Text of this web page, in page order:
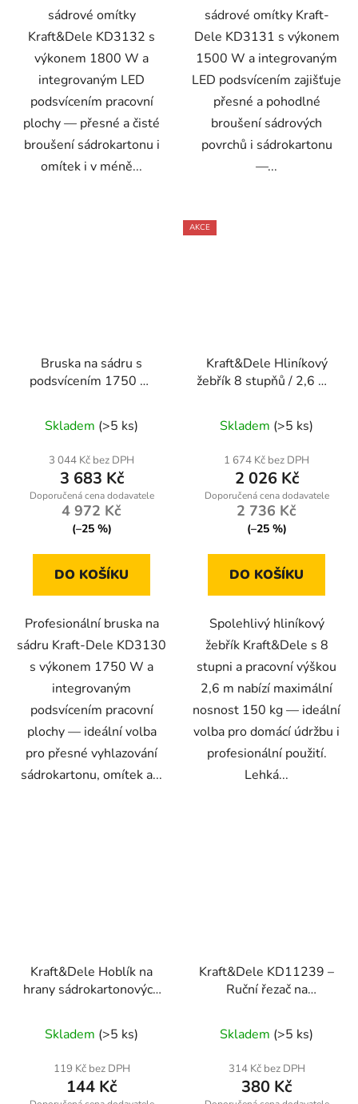
sádrové omítky
Kraft&Dele KD3132 s
výkonem 1800 W a
integrovaným LED
podsvícením pracovní
plochy — přesné a čisté
broušení sádrokartonu i
omítek i v méně...
sádrové omítky Kraft-
Dele KD3131 s výkonem
1500 W a integrovaným
LED podsvícením zajišťuje
přesné a pohodlné
broušení sádrových
povrchů i sádrokartonu
—...
Bruska na sádru s
podsvícením 1750 W
Skladem (>5 ks)
3 044 Kč bez DPH
3 683 Kč
4 972 Kč
(–25 %)
DO KOŠÍKU
Profesionální bruska na
sádru Kraft-Dele KD3130
s výkonem 1750 W a
integrovaným
podsvícením pracovní
plochy — ideální volba
pro přesné vyhlazování
sádrokartonu, omítek a...
AKCE
Kraft&Dele Hliníkový
žebřík 8 stupňů / 2,6 m /
Skladem (>5 ks)
1 674 Kč bez DPH
2 026 Kč
2 736 Kč
(–25 %)
DO KOŠÍKU
Spolehlivý hliníkový
žebřík Kraft&Dele s 8
stupni a pracovní výškou
2,6 m nabízí maximální
nosnost 150 kg — ideální
volba pro domácí údržbu i
profesionální použití.
Lehká...
Kraft&Dele Hoblík na
hrany sádrokartonových
nožem KD11256
Skladem (>5 ks)
119 Kč bez DPH
144 Kč
Kraft&Dele KD11239 –
Ruční řezač na
Skladem (>5 ks)
314 Kč bez DPH
380 Kč